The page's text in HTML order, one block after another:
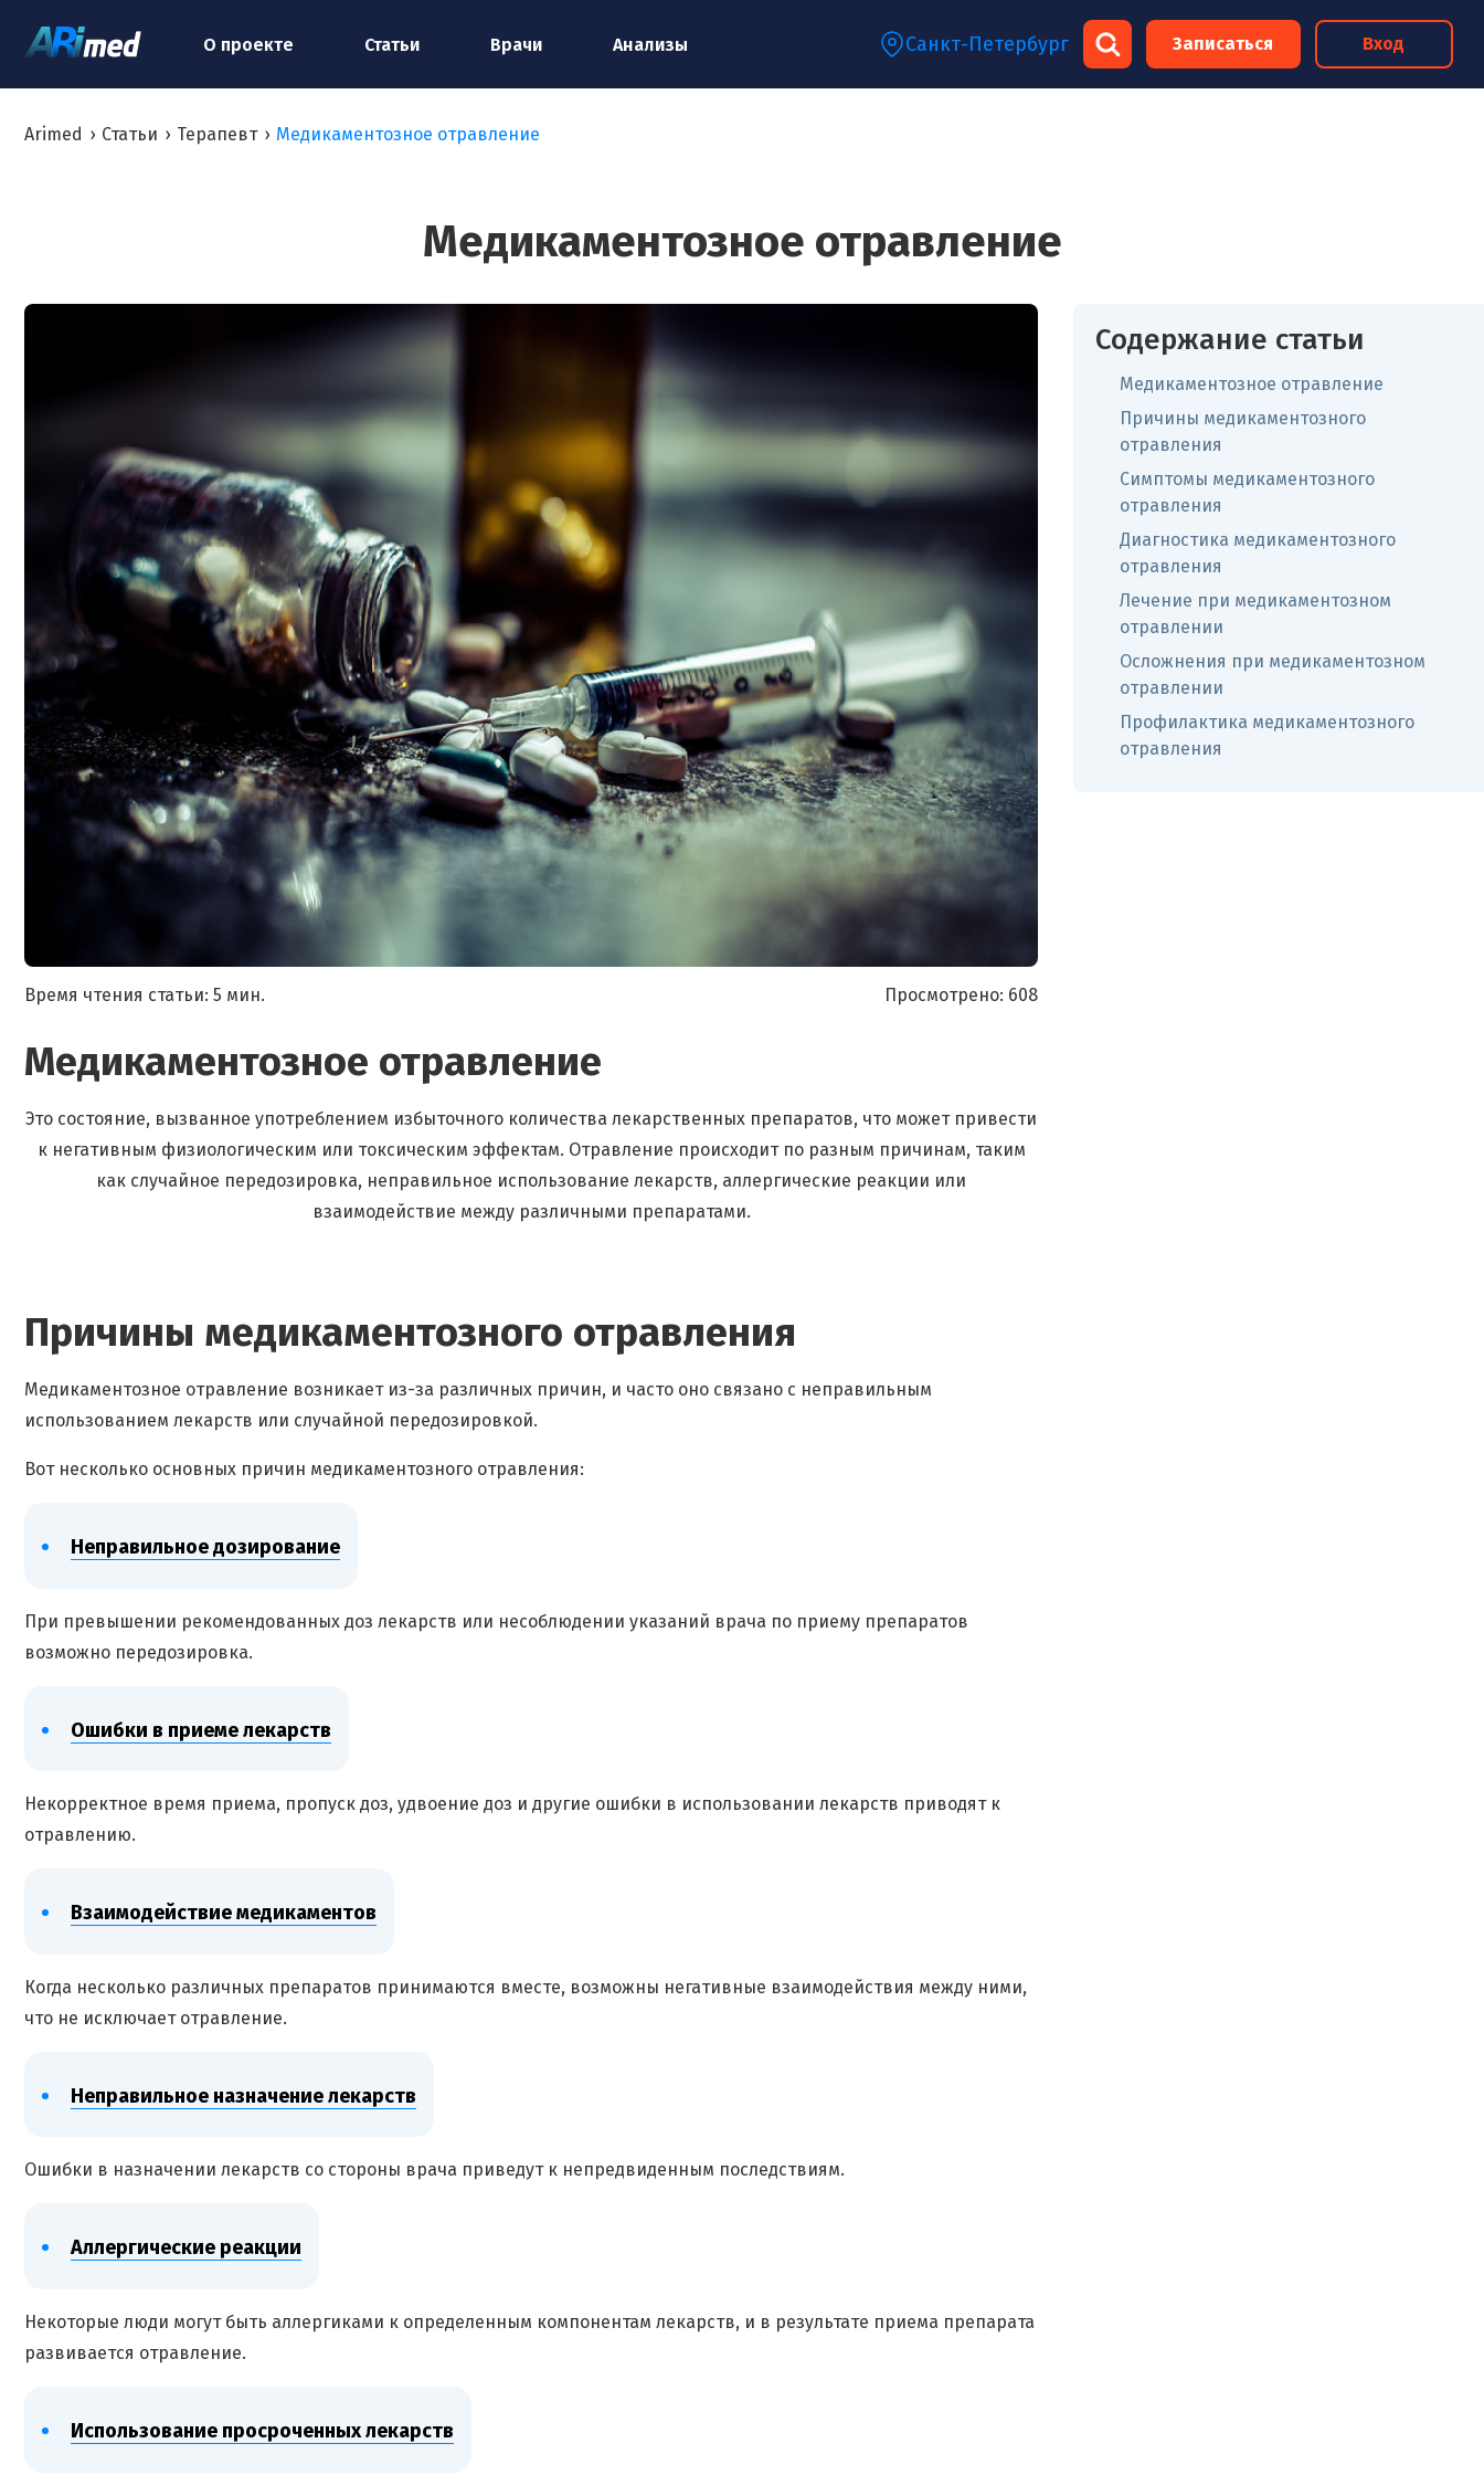
О проекте Статьи Врачи Анализы Санкт-Петербург Записаться Вход
Arimed › Статьи › Терапевт › Медикаментозное отравление
Медикаментозное отравление
Время чтения статьи: 5 мин. Просмотрено: 608
Медикаментозное отравление
Это состояние, вызванное употреблением избыточного количества лекарственных препаратов, что может привести
к негативным физиологическим или токсическим эффектам. Отравление происходит по разным причинам, таким
как случайное передозировка, неправильное использование лекарств, аллергические реакции или
взаимодействие между различными препаратами.
Причины медикаментозного отравления
Медикаментозное отравление возникает из-за различных причин, и часто оно связано с неправильным
использованием лекарств или случайной передозировкой.
Вот несколько основных причин медикаментозного отравления:
Неправильное дозирование
При превышении рекомендованных доз лекарств или несоблюдении указаний врача по приему препаратов
возможно передозировка.
Ошибки в приеме лекарств
Некорректное время приема, пропуск доз, удвоение доз и другие ошибки в использовании лекарств приводят к
отравлению.
Взаимодействие медикаментов
Когда несколько различных препаратов принимаются вместе, возможны негативные взаимодействия между ними,
что не исключает отравление.
Неправильное назначение лекарств
Ошибки в назначении лекарств со стороны врача приведут к непредвиденным последствиям.
Аллергические реакции
Некоторые люди могут быть аллергиками к определенным компонентам лекарств, и в результате приема препарата
развивается отравление.
Использование просроченных лекарств
Содержание статьи
Медикаментозное отравление
Причины медикаментозного
отравления
Симптомы медикаментозного
отравления
Диагностика медикаментозного
отравления
Лечение при медикаментозном
отравлении
Осложнения при медикаментозном
отравлении
Профилактика медикаментозного
отравления
×
обработку моих персональных данных